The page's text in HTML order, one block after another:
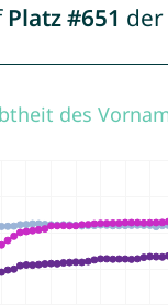
Platz #651 der